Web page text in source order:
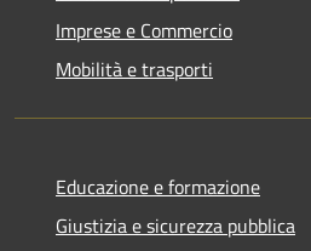
Imprese e Commercio
Mobilità e trasporti
Educazione e formazione
Giustizia e sicurezza pubblica